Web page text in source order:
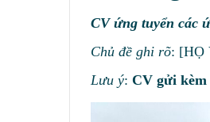
CV ứng tuyển các
Chủ đề ghi rõ: [HỌ
Lưu ý: CV gửi